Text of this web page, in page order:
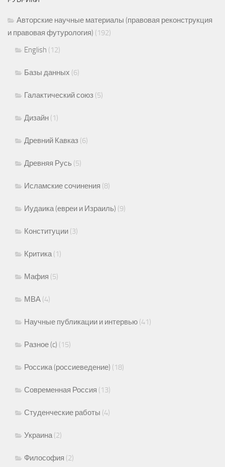
Авторские научные материалы (правовая реконструкция
и правовая футурология) (192)
English (12)
Базы данных (6)
Галактический союз (5)
Дизайн (1)
Древний Кавказ (6)
Древняя Русь (5)
Исламские сочинения (8)
Иудаика (евреи и Израиль) (9)
Конституции (3)
Критика(1)
Мафия (5)
МВА (4)
Научные публикации и интервью (41)
Разное (c) (15)
Россика (россиеведение) (18)
Современная Россия (13)
Студенческие работы (4)
Украина(2)
Философия (2)